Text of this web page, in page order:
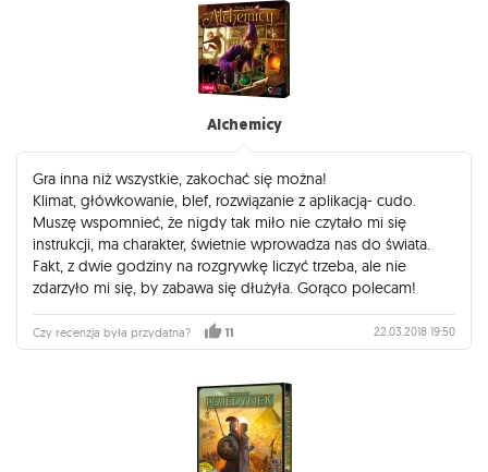
Alchemicy
Gra inna niż wszystkie, zakochać się można!
Klimat, główkowanie, blef, rozwiązanie z aplikacją- cudo.
Muszę wspomnieć, że nigdy tak miło nie czytało mi się
instrukcji, ma charakter, świetnie wprowadza nas do świata.
Fakt, z dwie godziny na rozgrywkę liczyć trzeba, ale nie
zdarzyło mi się, by zabawa się dłużyła. Gorąco polecam!
Czy recenzja była przydatna? 11 22.03.2018 19:50